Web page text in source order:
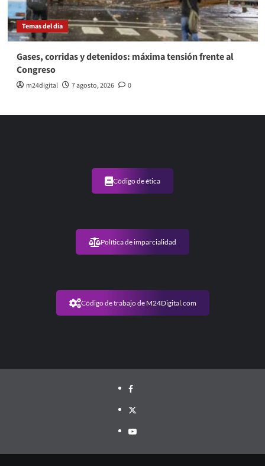
Temas del dia
Gases, corridas y detenidos: máxima tensión frente al
Congreso
m24digital 7 agosto, 2026 0
Código de ética
Política de imparcialidad
Código de trabajo de M24Digital.com